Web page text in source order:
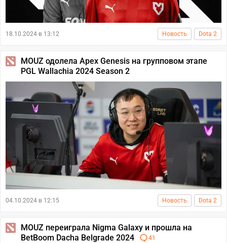
18.10.2024 в 13:12 Новость Dota 2
MOUZ одолела Apex Genesis на групповом этапе
PGL Wallachia 2024 Season 2
04.10.2024 в 12:15 Новость Dota 2
MOUZ переиграла Nigma Galaxy и прошла на
BetBoom Dacha Belgrade 2024
41